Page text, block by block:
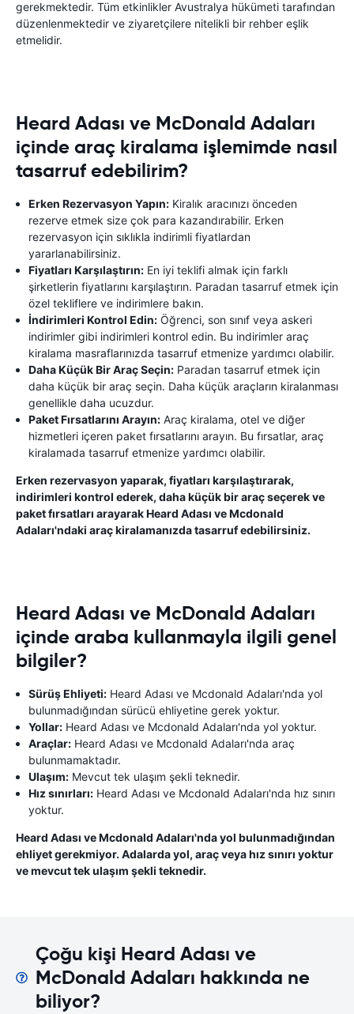
gerekmektedir. Tüm etkinlikler Avustralya hükümeti tarafından
düzenlenmektedir ve ziyaretçilere nitelikli bir rehber eşlik
etmelidir.
Heard Adası ve McDonald Adaları
içinde araç kiralama işlemimde nasıl
tasarruf edebilirim?
Erken Rezervasyon Yapın: Kiralık aracınızı önceden
rezerve etmek size çok para kazandırabilir. Erken
rezervasyon için sıklıkla indirimli fiyatlardan
yararlanabilirsiniz.
Fiyatları Karşılaştırın: En iyi teklifi almak için farklı
şirketlerin fiyatlarını karşılaştırın. Paradan tasarruf etmek için
özel tekliflere ve indirimlere bakın.
İndirimleri Kontrol Edin: Öğrenci, son sınıf veya askeri
indirimler gibi indirimleri kontrol edin. Bu indirimler araç
kiralama masraflarınızda tasarruf etmenize yardımcı olabilir.
Daha Küçük Bir Araç Seçin: Paradan tasarruf etmek için
daha küçük bir araç seçin. Daha küçük araçların kiralanması
genellikle daha ucuzdur.
Paket Fırsatlarını Arayın: Araç kiralama, otel ve diğer
hizmetleri içeren paket fırsatlarını arayın. Bu fırsatlar, araç
kiralamada tasarruf etmenize yardımcı olabilir.
Erken rezervasyon yaparak, fiyatları karşılaştırarak,
indirimleri kontrol ederek, daha küçük bir araç seçerek ve
paket fırsatları arayarak Heard Adası ve Mcdonald
Adaları'ndaki araç kiralamanızda tasarruf edebilirsiniz.
Heard Adası ve McDonald Adaları
içinde araba kullanmayla ilgili genel
bilgiler?
Sürüş Ehliyeti: Heard Adası ve Mcdonald Adaları'nda yol
bulunmadığından sürücü ehliyetine gerek yoktur.
Yollar: Heard Adası ve Mcdonald Adaları'nda yol yoktur.
Araçlar: Heard Adası ve Mcdonald Adaları'nda araç
bulunmamaktadır.
Ulaşım: Mevcut tek ulaşım şekli teknedir.
Hız sınırları: Heard Adası ve Mcdonald Adaları'nda hız sınırı
yoktur.
Heard Adası ve Mcdonald Adaları'nda yol bulunmadığından
ehliyet gerekmiyor. Adalarda yol, araç veya hız sınırı yoktur
ve mevcut tek ulaşım şekli teknedir.
Çoğu kişi Heard Adası ve
McDonald Adaları hakkında ne
biliyor?